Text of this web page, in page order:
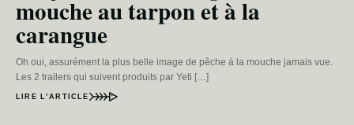
mouche au tarpon et à la
carangue
Oh oui, assurément la plus belle image de pêche à la mouche jamais vue.
Les 2 trailers qui suivent produits par Yeti […]
LIRE L’ARTICLE